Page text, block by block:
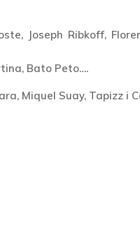
Joseph Ribkoff,
Bato Peto….
Miquel Suay, Tapizz i